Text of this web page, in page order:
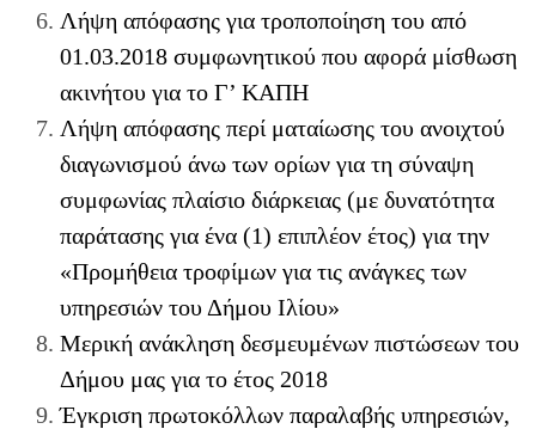
Λήψη απόφασης για τροποποίηση του από
01.03.2018 συμφωνητικού που αφορά μίσθωση
ακινήτου για το Γ’ ΚΑΠΗ
Λήψη απόφασης περί ματαίωσης του ανοιχτού
διαγωνισμού άνω των ορίων για τη σύναψη
συμφωνίας πλαίσιο διάρκειας (με δυνατότητα
παράτασης για ένα (1) επιπλέον έτος) για την
«Προμήθεια τροφίμων για τις ανάγκες των
υπηρεσιών του Δήμου Ιλίου»
Μερική ανάκληση δεσμευμένων πιστώσεων του
Δήμου μας για το έτος 2018
Έγκριση πρωτοκόλλων παραλαβής υπηρεσιών,